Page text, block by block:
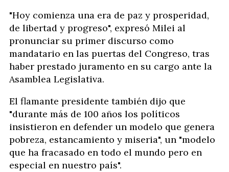
"Hoy comienza una era de paz y prosperidad,
de libertad y progreso", expresó Milei al
pronunciar su primer discurso como
mandatario en las puertas del Congreso, tras
haber prestado juramento en su cargo ante la
Asamblea Legislativa.
El flamante presidente también dijo que
"durante más de 100 años los políticos
insistieron en defender un modelo que genera
pobreza, estancamiento y miseria", un "modelo
que ha fracasado en todo el mundo pero en
especial en nuestro país".